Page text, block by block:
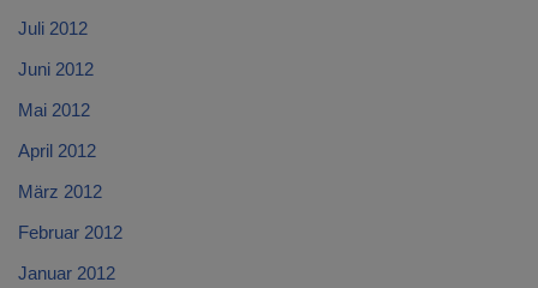
Juli 2012
Juni 2012
Mai 2012
April 2012
März 2012
Februar 2012
Januar 2012